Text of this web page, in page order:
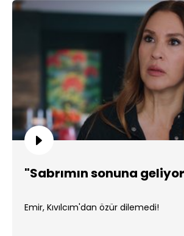
"Sabrımın sonuna
Emir, Kıvılcım'dan özür dilemedi!